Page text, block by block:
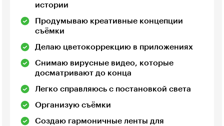
истории
Продумываю креативные концепции
съёмки
Делаю цветокоррекцию в приложениях
Снимаю вирусные видео, которые
досматривают до конца
Легко справляюсь с постановкой света
Организую съёмки
Создаю гармоничные ленты для